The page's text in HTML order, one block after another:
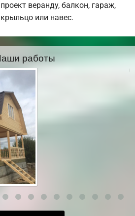
веранду, балкон, гараж,
крыльцо или навес.
работы